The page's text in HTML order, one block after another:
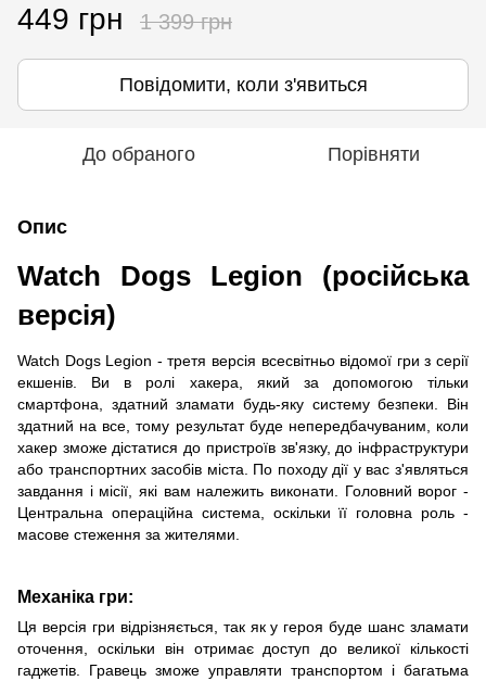
449 грн 1 399 грн
Повідомити, коли з'явиться
До обраного Порівняти
Опис
Watch Dogs Legion (російська
версія)
Watch Dogs Legion - третя версія всесвітньо відомої гри з серії
екшенів. Ви в ролі хакера, який за допомогою тільки
смартфона, здатний зламати будь-яку систему безпеки. Він
здатний на все, тому результат буде непередбачуваним, коли
хакер зможе дістатися до пристроїв зв'язку, до інфраструктури
або транспортних засобів міста. По походу дії у вас з'являться
завдання і місії, які вам належить виконати. Головний ворог -
Центральна операційна система, оскільки її головна роль -
масове стеження за жителями.
Механіка гри:
Ця версія гри відрізняється, так як у героя буде шанс зламати
оточення, оскільки він отримає доступ до великої кількості
гаджетів. Гравець зможе управляти транспортом і багатьма